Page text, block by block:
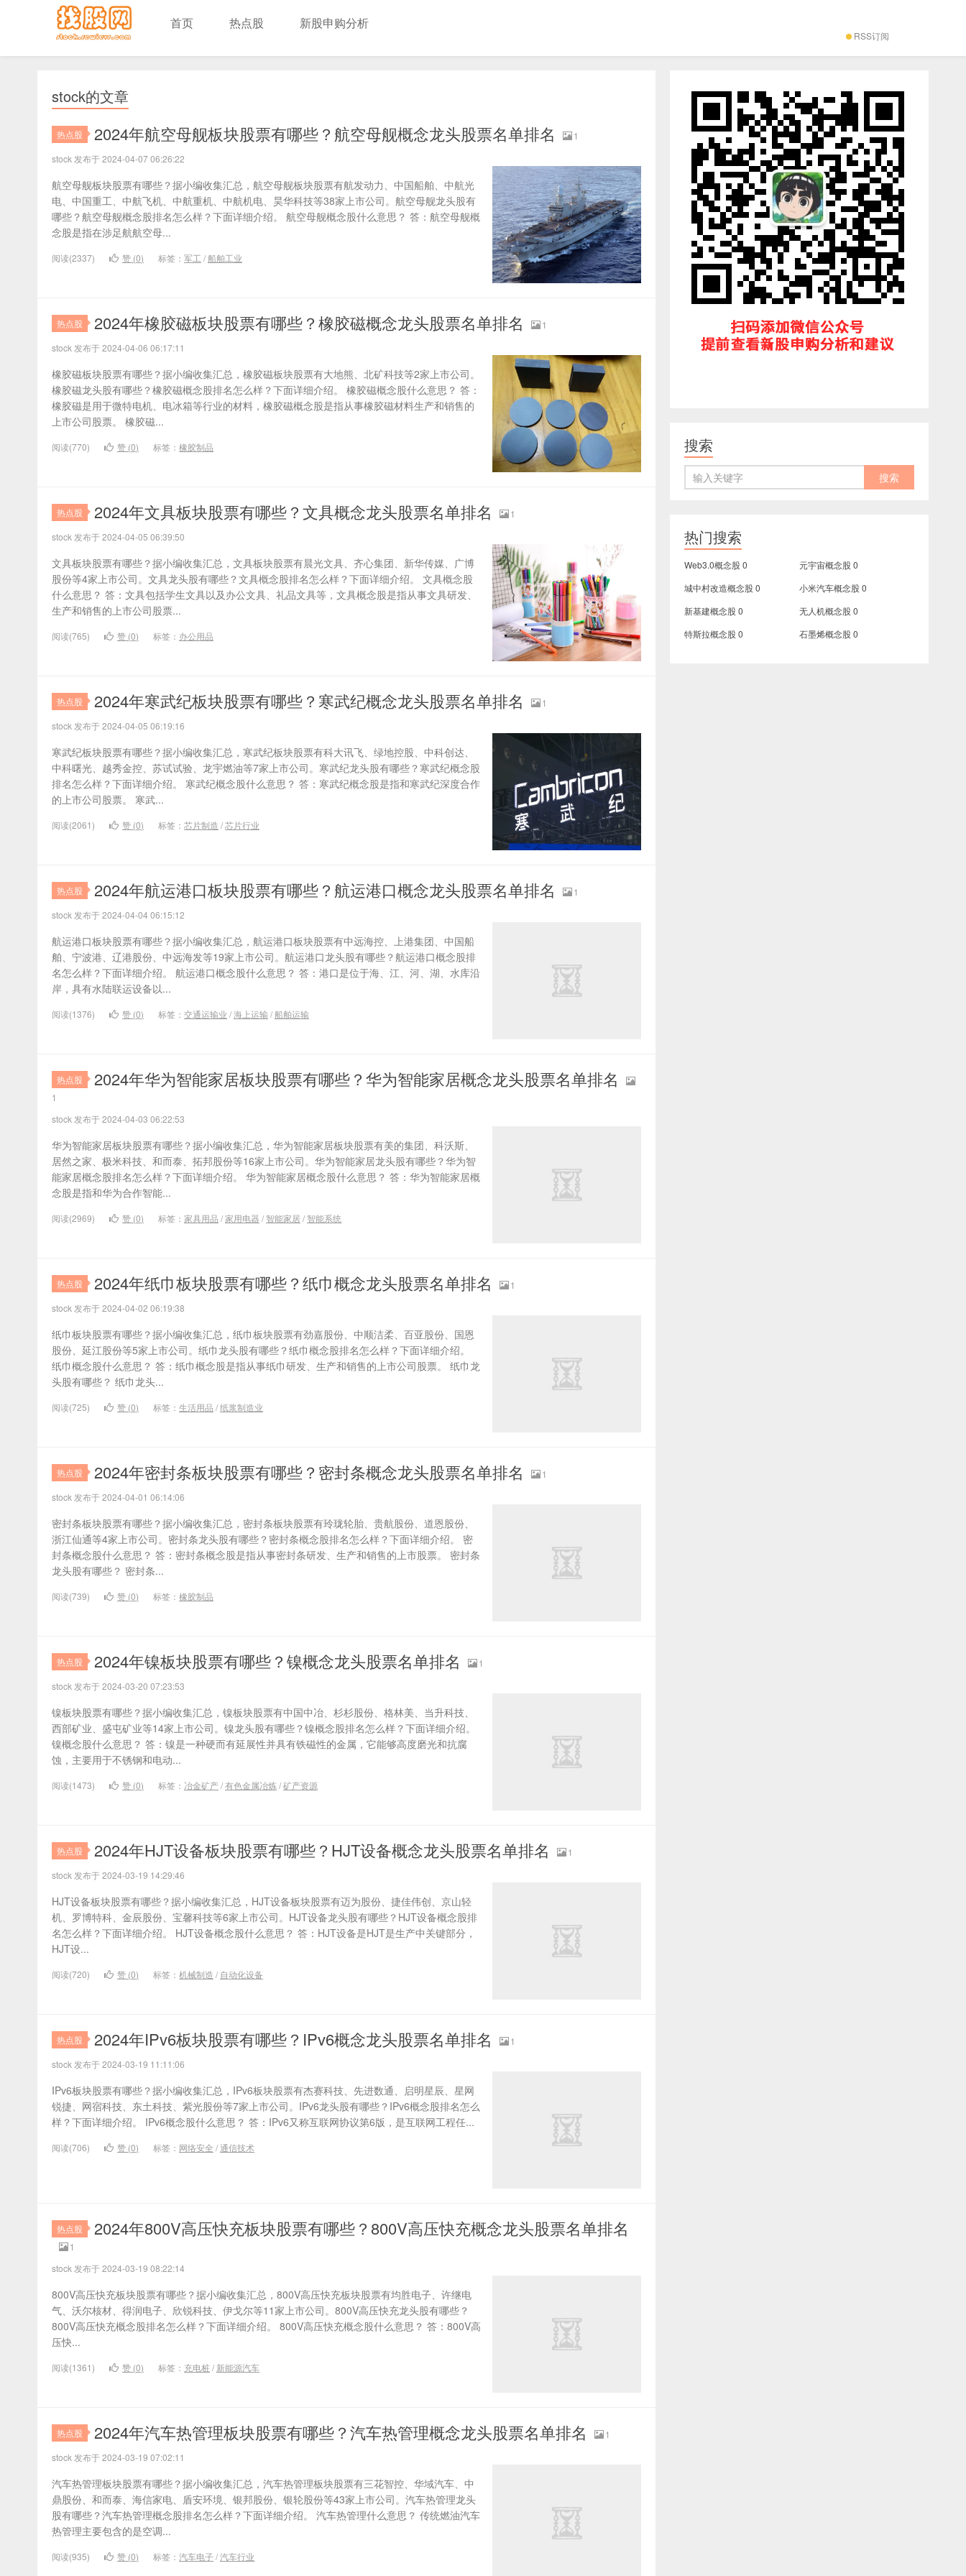
首页 热点股 新股申购分析
RSS订阅
stock的文章
热点股 2024年航空母舰板块股票有哪些？航空母舰概念龙头股票名单排名
1
stock 发布于 2024-04-07 06:26:22
航空母舰板块股票有哪些？据小编收集汇总，航空母舰板块股票有航发动力、中国船舶、中航光
电、中国重工、中航飞机、中航重机、中航机电、昊华科技等38家上市公司。航空母舰龙头股有
哪些？航空母舰概念股排名怎么样？下面详细介绍。 航空母舰概念股什么意思？ 答：航空母舰概
念股是指在涉足航航空母...
阅读(2337) 赞 (0) 标签： 军工 /船舶工业
热点股 2024年橡胶磁板块股票有哪些？橡胶磁概念龙头股票名单排名
1
stock 发布于 2024-04-06 06:17:11
橡胶磁板块股票有哪些？据小编收集汇总，橡胶磁板块股票有大地熊、北矿科技等2家上市公司。
橡胶磁龙头股有哪些？橡胶磁概念股排名怎么样？下面详细介绍。 橡胶磁概念股什么意思？ 答：
橡胶磁是用于微特电机、电冰箱等行业的材料，橡胶磁概念股是指从事橡胶磁材料生产和销售的
上市公司股票。 橡胶磁...
阅读(770) 赞 (0) 标签： 橡胶制品
热点股 2024年文具板块股票有哪些？文具概念龙头股票名单排名
1
stock 发布于 2024-04-05 06:39:50
文具板块股票有哪些？据小编收集汇总，文具板块股票有晨光文具、齐心集团、新华传媒、广博
股份等4家上市公司。文具龙头股有哪些？文具概念股排名怎么样？下面详细介绍。 文具概念股
什么意思？ 答：文具包括学生文具以及办公文具、礼品文具等，文具概念股是指从事文具研发、
生产和销售的上市公司股票...
阅读(765) 赞 (0) 标签： 办公用品
热点股 2024年寒武纪板块股票有哪些？寒武纪概念龙头股票名单排名
1
stock 发布于 2024-04-05 06:19:16
寒武纪板块股票有哪些？据小编收集汇总，寒武纪板块股票有科大讯飞、绿地控股、中科创达、
中科曙光、越秀金控、苏试试验、龙宇燃油等7家上市公司。寒武纪龙头股有哪些？寒武纪概念股
排名怎么样？下面详细介绍。 寒武纪概念股什么意思？ 答：寒武纪概念股是指和寒武纪深度合作
的上市公司股票。 寒武...
阅读(2061) 赞 (0) 标签： 芯片制造 /芯片行业
热点股 2024年航运港口板块股票有哪些？航运港口概念龙头股票名单排名
1
stock 发布于 2024-04-04 06:15:12
航运港口板块股票有哪些？据小编收集汇总，航运港口板块股票有中远海控、上港集团、中国船
舶、宁波港、辽港股份、中远海发等19家上市公司。航运港口龙头股有哪些？航运港口概念股排
名怎么样？下面详细介绍。 航运港口概念股什么意思？ 答：港口是位于海、江、河、湖、水库沿
岸，具有水陆联运设备以...
阅读(1376) 赞 (0) 标签： 交通运输业 /海上运输 /船舶运输
热点股 2024年华为智能家居板块股票有哪些？华为智能家居概念龙头股票名单排名
1
stock 发布于 2024-04-03 06:22:53
华为智能家居板块股票有哪些？据小编收集汇总，华为智能家居板块股票有美的集团、科沃斯、
居然之家、极米科技、和而泰、拓邦股份等16家上市公司。华为智能家居龙头股有哪些？华为智
能家居概念股排名怎么样？下面详细介绍。 华为智能家居概念股什么意思？ 答：华为智能家居概
念股是指和华为合作智能...
阅读(2969) 赞 (0) 标签： 家具用品 /家用电器 / 智能家居/ 智能系统
热点股 2024年纸巾板块股票有哪些？纸巾概念龙头股票名单排名
1
stock 发布于 2024-04-02 06:19:38
纸巾板块股票有哪些？据小编收集汇总，纸巾板块股票有劲嘉股份、中顺洁柔、百亚股份、国恩
股份、延江股份等5家上市公司。纸巾龙头股有哪些？纸巾概念股排名怎么样？下面详细介绍。
纸巾概念股什么意思？ 答：纸巾概念股是指从事纸巾研发、生产和销售的上市公司股票。 纸巾龙
头股有哪些？ 纸巾龙头...
阅读(725) 赞 (0) 标签： 生活用品 /纸浆制造业
热点股 2024年密封条板块股票有哪些？密封条概念龙头股票名单排名
1
stock 发布于 2024-04-01 06:14:06
密封条板块股票有哪些？据小编收集汇总，密封条板块股票有玲珑轮胎、贵航股份、道恩股份、
浙江仙通等4家上市公司。密封条龙头股有哪些？密封条概念股排名怎么样？下面详细介绍。 密
封条概念股什么意思？ 答：密封条概念股是指从事密封条研发、生产和销售的上市股票。 密封条
龙头股有哪些？ 密封条...
阅读(739) 赞 (0) 标签： 橡胶制品
热点股 2024年镍板块股票有哪些？镍概念龙头股票名单排名
1
stock 发布于 2024-03-20 07:23:53
镍板块股票有哪些？据小编收集汇总，镍板块股票有中国中冶、杉杉股份、格林美、当升科技、
西部矿业、盛屯矿业等14家上市公司。镍龙头股有哪些？镍概念股排名怎么样？下面详细介绍。
镍概念股什么意思？ 答：镍是一种硬而有延展性并具有铁磁性的金属，它能够高度磨光和抗腐
蚀，主要用于不锈钢和电动...
阅读(1473) 赞 (0) 标签： 冶金矿产/有色金属冶炼 /矿产资源
热点股 2024年HJT设备板块股票有哪些？HJT设备概念龙头股票名单排名
1
stock 发布于 2024-03-19 14:29:46
HJT设备板块股票有哪些？据小编收集汇总，HJT设备板块股票有迈为股份、捷佳伟创、京山轻
机、罗博特科、金辰股份、宝馨科技等6家上市公司。HJT设备龙头股有哪些？HJT设备概念股排
名怎么样？下面详细介绍。 HJT设备概念股什么意思？ 答：HJT设备是HJT是生产中关键部分，
HJT设...
阅读(720) 赞 (0) 标签： 机械制造 / 自动化设备
热点股 2024年IPv6板块股票有哪些？IPv6概念龙头股票名单排名
1
stock 发布于 2024-03-19 11:11:06
IPv6板块股票有哪些？据小编收集汇总，IPv6板块股票有杰赛科技、先进数通、启明星辰、星网
锐捷、网宿科技、东土科技、紫光股份等7家上市公司。IPv6龙头股有哪些？IPv6概念股排名怎么
样？下面详细介绍。 IPv6概念股什么意思？ 答：IPv6又称互联网协议第6版，是互联网工程任...
阅读(706) 赞 (0) 标签： 网络安全 /通信技术
热点股 2024年800V高压快充板块股票有哪些？800V高压快充概念龙头股票名单排名
1
stock 发布于 2024-03-19 08:22:14
800V高压快充板块股票有哪些？据小编收集汇总，800V高压快充板块股票有均胜电子、许继电
气、沃尔核材、得润电子、欣锐科技、伊戈尔等11家上市公司。800V高压快充龙头股有哪些？
800V高压快充概念股排名怎么样？下面详细介绍。 800V高压快充概念股什么意思？ 答：800V高
压快...
阅读(1361) 赞 (0) 标签： 充电桩/ 新能源汽车
热点股 2024年汽车热管理板块股票有哪些？汽车热管理概念龙头股票名单排名
1
stock 发布于 2024-03-19 07:02:11
汽车热管理板块股票有哪些？据小编收集汇总，汽车热管理板块股票有三花智控、华域汽车、中
鼎股份、和而泰、海信家电、盾安环境、银邦股份、银轮股份等43家上市公司。汽车热管理龙头
股有哪些？汽车热管理概念股排名怎么样？下面详细介绍。 汽车热管理什么意思？ 传统燃油汽车
热管理主要包含的是空调...
阅读(935) 赞 (0) 标签： 汽车电子/汽车行业
搜索
热门搜索
Web3.0概念股0 元宇宙概念股0
城中村改造概念股0 小米汽车概念股0
新基建概念股0 无人机概念股0
特斯拉概念股0 石墨烯概念股0